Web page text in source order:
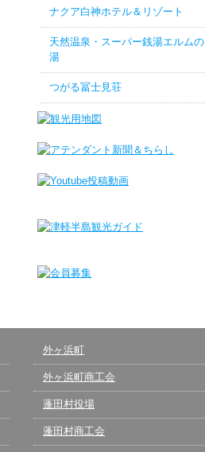
ナクア白神ホテル＆リゾート
天然温泉・スーパー銭湯エルムの
湯
つがる冨士見荘
外ヶ浜町
外ヶ浜町商工会
蓬田村役場
蓬田村商工会